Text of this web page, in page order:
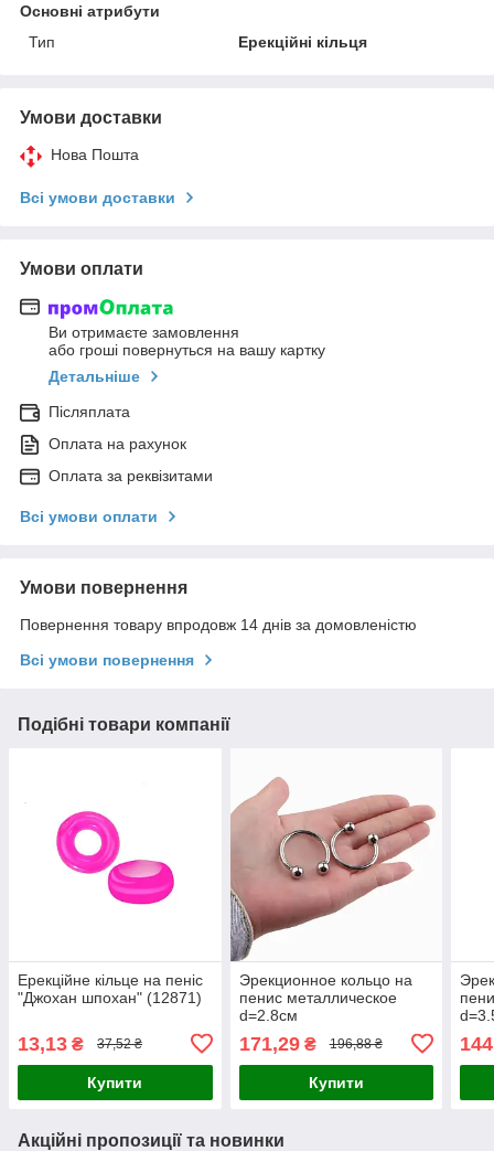
Основні атрибути
Тип
Ерекційні кільця
Умови доставки
Нова Пошта
Всі умови доставки
Умови оплати
Ви отримаєте замовлення
або гроші повернуться на вашу картку
Детальніше
Післяплата
Оплата на рахунок
Оплата за реквізитами
Всі умови оплати
Умови повернення
Повернення товару впродовж 14 днів за домовленістю
Всі умови повернення
Подібні товари компанії
Ерекційне кільце на пеніс
"Джохан шпохан" (12871)
13,13 ₴ 37,52 ₴
Купити
Эрекционное кольцо на
пенис металлическое
d=2.8см
171,29₴ 196,88 ₴
Купити
Акційні пропозиції та новинки